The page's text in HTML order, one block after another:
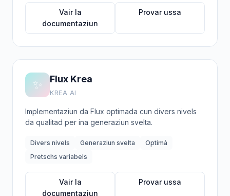
Vair la
documentaziun
Provar ussa
✨ Flux Krea
KREA AI
Implementaziun da Flux optimada cun divers nivels
da qualitad per ina generaziun svelta.
Divers nivels Generaziun svelta
Optimà
Pretschs variabels
Vair la
documentaziun
Provar ussa